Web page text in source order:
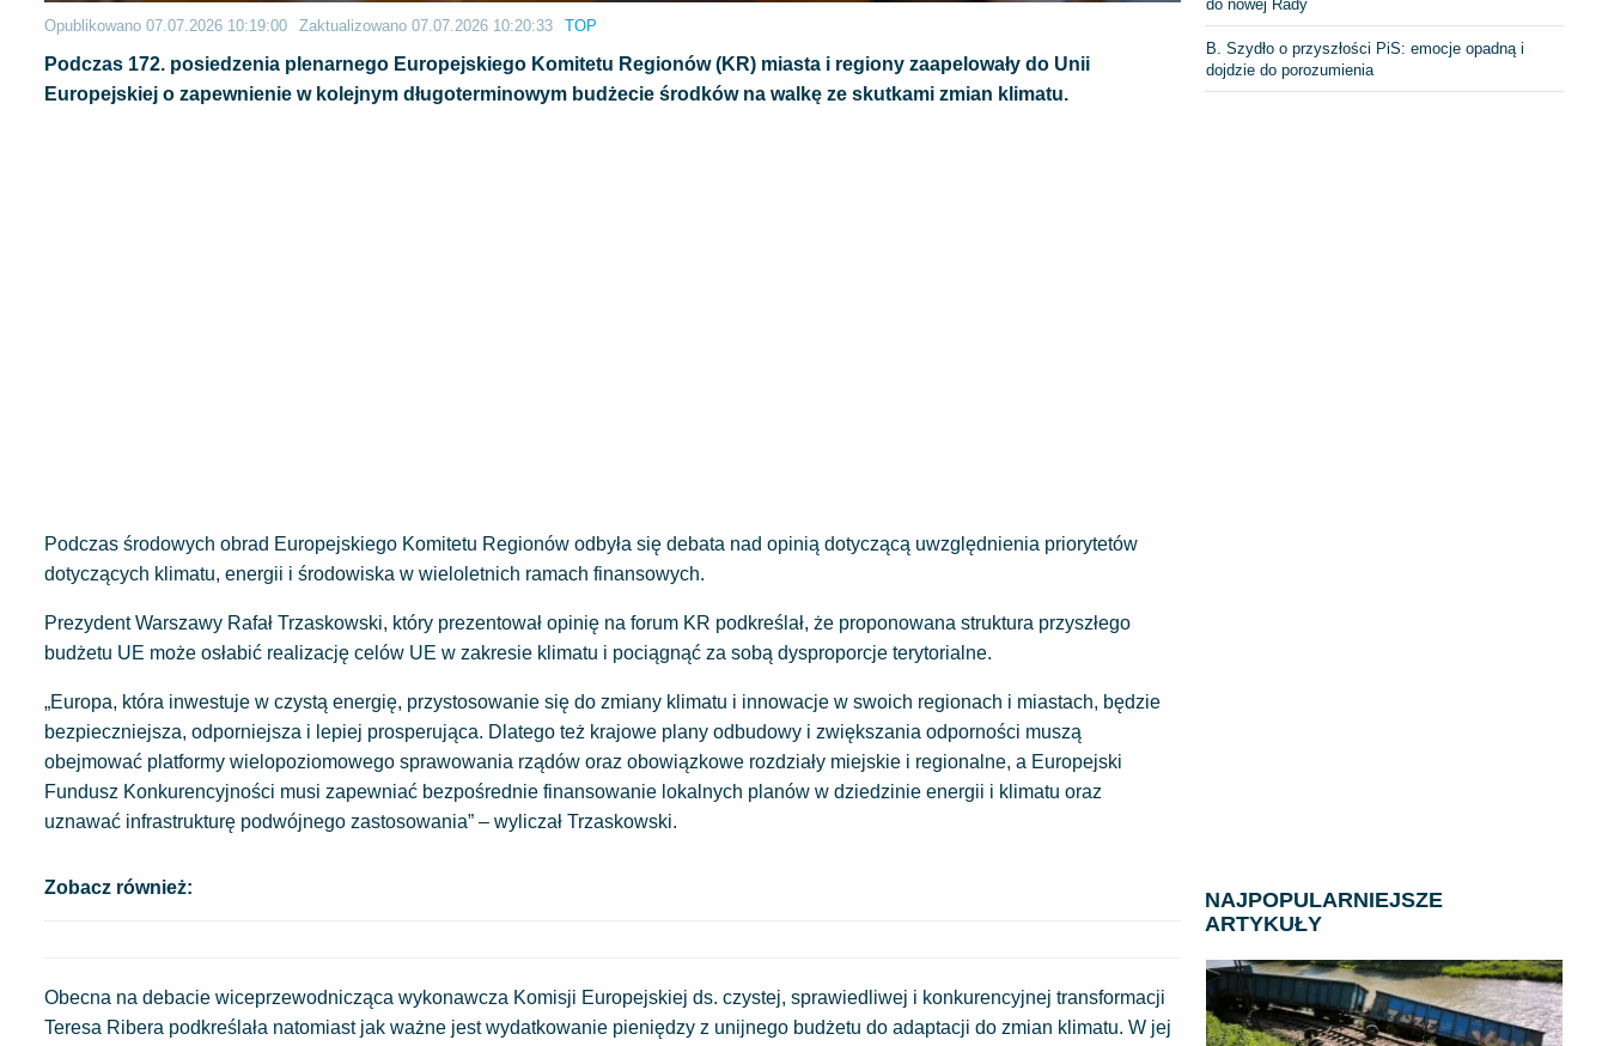
Opublikowano 07.07.2026 10:19:00 Zaktualizowano 07.07.2026 10:20:33 TOP
Podczas 172. posiedzenia plenarnego Europejskiego Komitetu Regionów (KR) miasta i regiony zaapelowały do Unii
Europejskiej o zapewnienie w kolejnym długoterminowym budżecie środków na walkę ze skutkami zmian klimatu.
Podczas środowych obrad Europejskiego Komitetu Regionów odbyła się debata nad opinią dotyczącą uwzględnienia priorytetów
dotyczących klimatu, energii i środowiska w wieloletnich ramach finansowych.
Prezydent Warszawy Rafał Trzaskowski, który prezentował opinię na forum KR podkreślał, że proponowana struktura przyszłego
budżetu UE może osłabić realizację celów UE w zakresie klimatu i pociągnąć za sobą dysproporcje terytorialne.
„Europa, która inwestuje w czystą energię, przystosowanie się do zmiany klimatu i innowacje w swoich regionach i miastach, będzie
bezpieczniejsza, odporniejsza i lepiej prosperująca. Dlatego też krajowe plany odbudowy i zwiększania odporności muszą
obejmować platformy wielopoziomowego sprawowania rządów oraz obowiązkowe rozdziały miejskie i regionalne, a Europejski
Fundusz Konkurencyjności musi zapewniać bezpośrednie finansowanie lokalnych planów w dziedzinie energii i klimatu oraz
uznawać infrastrukturę podwójnego zastosowania” – wyliczał Trzaskowski.
Zobacz również:
Obecna na debacie wiceprzewodnicząca wykonawcza Komisji Europejskiej ds. czystej, sprawiedliwej i konkurencyjnej transformacji
Teresa Ribera podkreślała natomiast jak ważne jest wydatkowanie pieniędzy z unijnego budżetu do adaptacji do zmian klimatu. W jej
do nowej Rady
B. Szydło o przyszłości PiS: emocje opadną i
dojdzie do porozumienia
NAJPOPULARNIEJSZE
ARTYKUŁY